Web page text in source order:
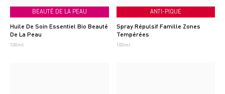
BEAUTÉ DE LA PEAU
Huile De Soin Essentiel Bio Beauté
De La Peau
100ml
ANTI-PIQUE
Spray Répulsif Famille Zones
Tempérées
100ml